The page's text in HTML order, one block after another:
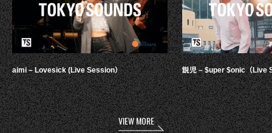
aimi – Lovesick (Live Session） 鋭児 – $uper $onic（Live
VIEW MORE